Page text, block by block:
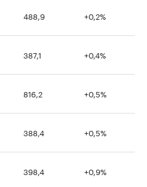
488,9 +0,2%
387,1 +0,4%
816,2 +0,5%
388,4 +0,5%
398,4 +0,9%